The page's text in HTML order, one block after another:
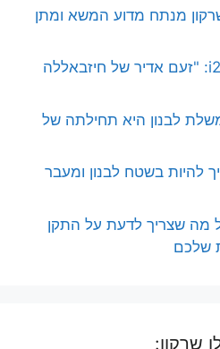
מנתח מדוע המשא ומתן
ד"ר עו"ד אילן שרקון ב-i24: "זעם אדיר של חיזבאללה
לבנון היא תחילתה של
להיות בשטח לבנון ומעבר
שצריך לדעת על התקן
שלכם
שרקון: